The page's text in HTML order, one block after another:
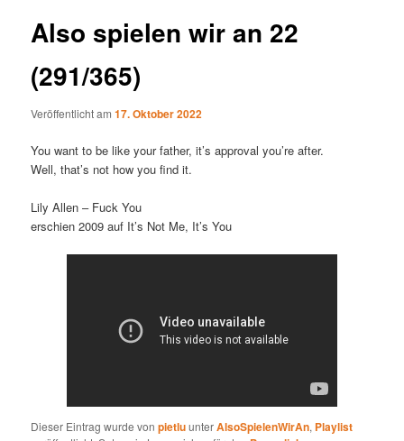
Also spielen wir an 22
(291/365)
Veröffentlicht am17. Oktober 2022
You want to be like your father, it’s approval you’re after.
Well, that’s not how you find it.
Lily Allen – Fuck You
erschien 2009 auf It’s Not Me, It’s You
Dieser Eintrag wurde vonpietluunterAlsoSpielenWirAn, Playlist